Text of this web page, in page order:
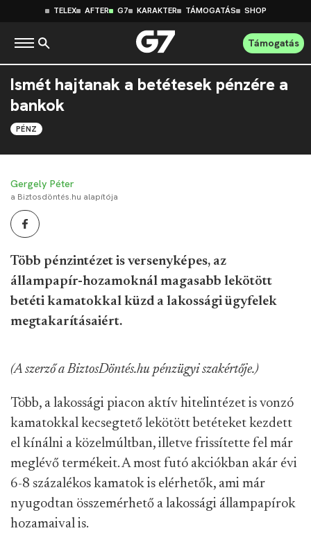
TELEX AFTER G7 KARAKTER TÁMOGATÁS SHOP
Támogatás
Ismét hajtanak a betétesek pénzére a
bankok
PÉNZ
Gergely Péter
a Biztosdöntés.hu alapítója
Több pénzintézet is versenyképes, az
állampapír-hozamoknál magasabb lekötött
betéti kamatokkal küzd a lakossági ügyfelek
megtakarításaiért.
(A szerző a BiztosDöntés.hu pénzügyi szakértője.)
Több, a lakossági piacon aktív hitelintézet is vonzó
kamatokkal kecsegtető lekötött betéteket kezdett
el kínálni a közelmúltban, illetve frissítette fel már
meglévő termékeit. A most futó akciókban akár évi
6-8 százalékos kamatok is elérhetők, ami már
nyugodtan összemérhető a lakossági állampapírok
hozamaival is.